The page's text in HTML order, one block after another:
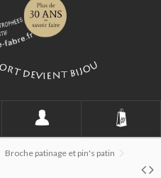
Broche patinage et pin's patin